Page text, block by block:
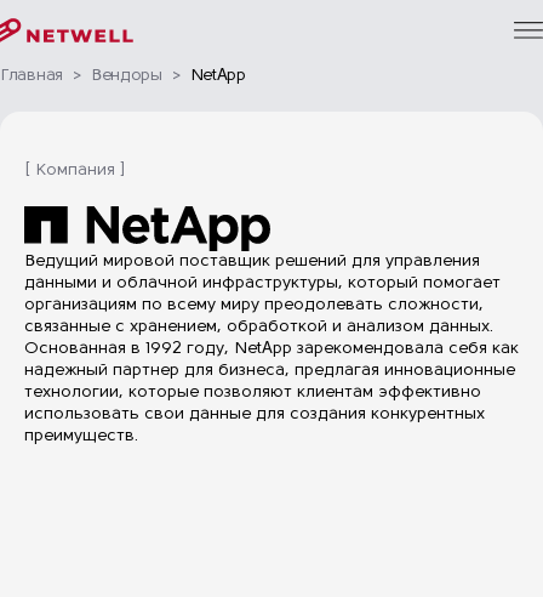
Главная > Вендоры > NetApp
[ Компания ]
Ведущий мировой поставщик решений для управления
данными и облачной инфраструктуры, который помогает
организациям по всему миру преодолевать сложности,
связанные с хранением, обработкой и анализом данных.
Основанная в 1992 году, NetApp зарекомендовала себя как
надежный партнер для бизнеса, предлагая инновационные
технологии, которые позволяют клиентам эффективно
использовать свои данные для создания конкурентных
преимуществ.